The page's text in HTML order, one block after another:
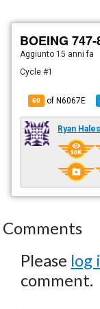
BOEING
Aggiunto 15 anni fa
Cycle #1
60 of N6067E
Ryan Hales
Comments
Please log
comment.